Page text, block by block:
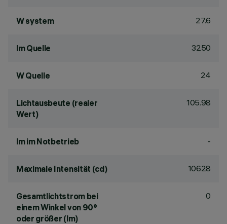
W system 27.6
lm Quelle 3250
W Quelle 24
Lichtausbeute (realer
Wert)
105.98
lm im Notbetrieb -
Maximale Intensität (cd) 10628
Gesamtlichtstrom bei
einem Winkel von 90°
oder größer (lm)
0